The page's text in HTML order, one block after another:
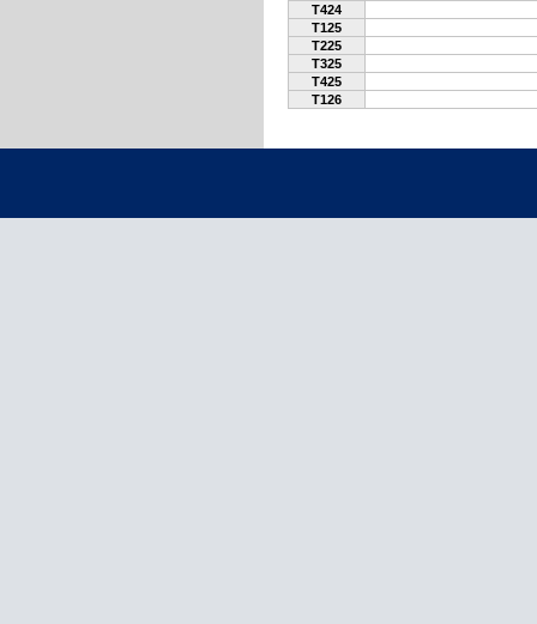
T424
T125
T225
T325
T425
T126